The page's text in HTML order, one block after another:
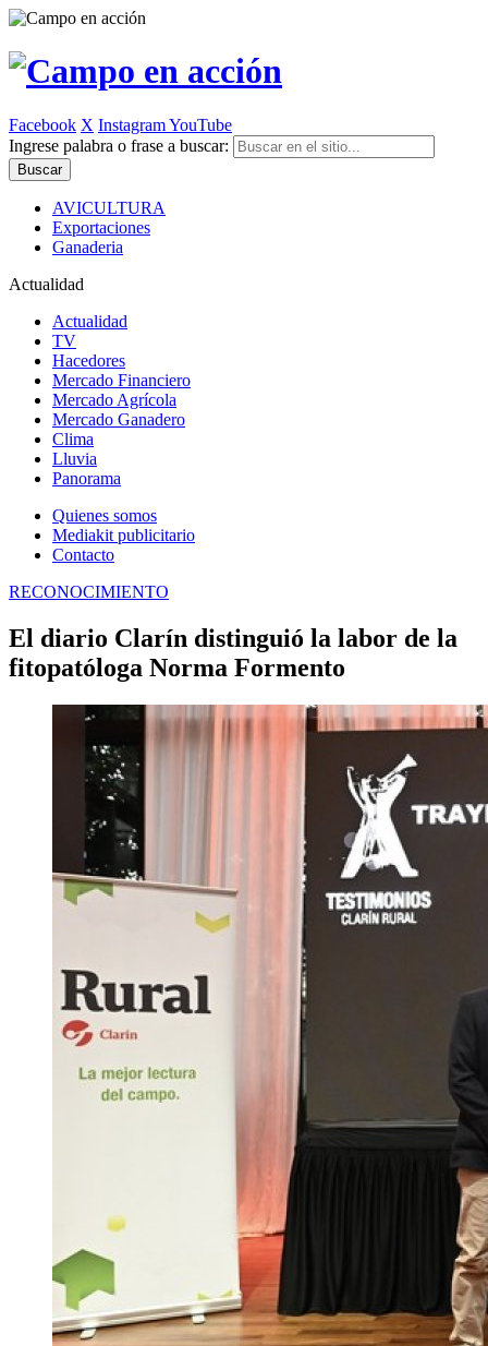
Facebook X InstagramYouTube
Ingrese palabra o frase a buscar:
AVICULTURA
Exportaciones
Ganaderia
Actualidad
Actualidad
TV
Hacedores
Mercado Financiero
Mercado Agrícola
Mercado Ganadero
Clima
Lluvia
Panorama
Quienes somos
Mediakit publicitario
Contacto
RECONOCIMIENTO
El diario Clarín distinguió la labor de la
fitopatóloga Norma Formento